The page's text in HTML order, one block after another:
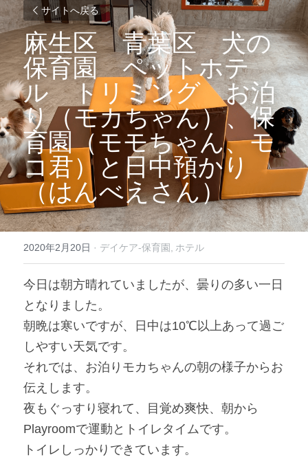
サイトへ戻る
麻生区　青葉区　犬の
保育園　ペットホテ
ル　トリミング　お泊
り（モカちゃん）、保
育園（モモちゃん、モ
コ君）と日中預かり
（はんべえさん）
2020年2月20日 · デイケア-保育園, ホテル
今日は朝方晴れていましたが、曇りの多い一日
となりました。
朝晩は寒いですが、日中は10℃以上あって過ご
しやすい天気です。
それでは、お泊りモカちゃんの朝の様子からお
伝えします。
夜もぐっすり寝れて、目覚め爽快、朝から
Playroomで運動とトイレタイムです。
トイレしっかりできています。